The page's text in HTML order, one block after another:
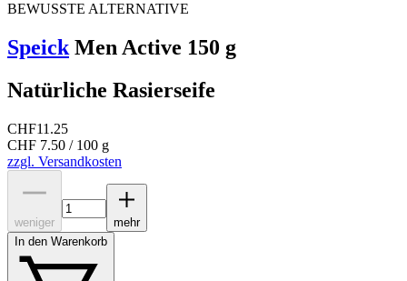
BEWUSSTE ALTERNATIVE
Speick Men Active 150 g
Natürliche Rasierseife
CHF11.25
CHF 7.50 / 100 g
zzgl. Versandkosten
weniger
mehr
In den Warenkorb